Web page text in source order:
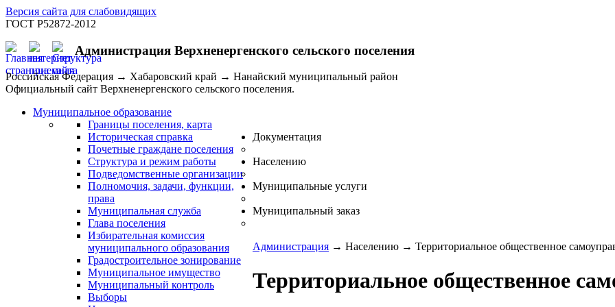
Версия сайта для слабовидящих
ГОСТ Р52872-2012
Администрация Верхненергенского сельского поселения
Российская Федерация → Хабаровский край → Нанайский муниципальный район
Официальный сайт Верхненергенского сельского поселения.
Муниципальное образование
Границы поселения, карта
Историческая справка
Почетные граждане поселения
Структура и режим работы
Подведомственные организации
Полномочия, задачи, функции,
права
Муниципальная служба
Глава поселения
Избирательная комиссия
муниципального образования
Градостроительное зонирование
Муниципальное имущество
Муниципальный контроль
Выборы
Документация
Населению
Муниципальные услуги
Муниципальный заказ
Администрация → Населению → Территориальное общественное
Территориальное общественное